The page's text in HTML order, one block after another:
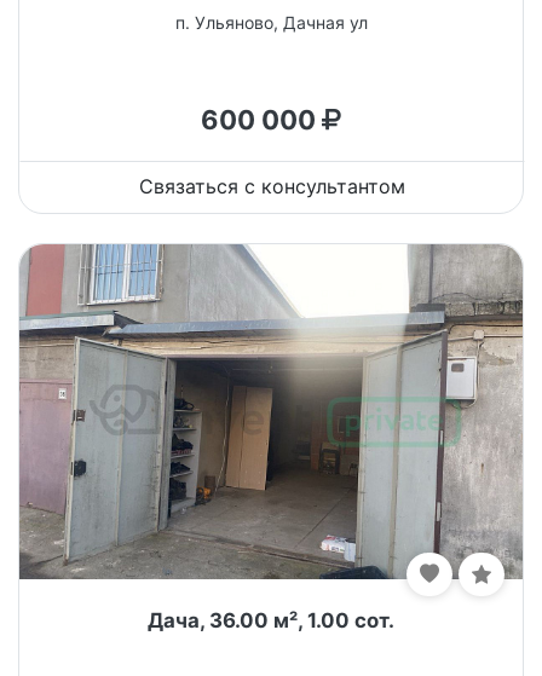
п. Ульяново, Дачная ул
600 000
Связаться с консультантом
Дача, 36.00 м², 1.00 сот.